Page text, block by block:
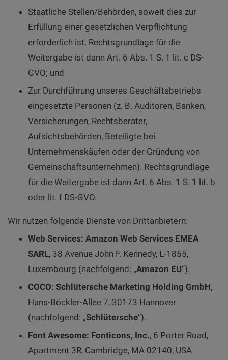
Staatliche Stellen/Behörden, soweit dies zur
Erfüllung einer gesetzlichen Verpflichtung
erforderlich ist. Rechtsgrundlage für die
Weitergabe ist dann Art. 6 Abs. 1 S. 1 lit. c DS-
GVO; und
Zur Durchführung unseres Geschäftsbetriebs
eingesetzte Personen (z. B. Auditoren, Banken,
Versicherungen, Rechtsberater,
Aufsichtsbehörden, Beteiligte bei
Unternehmenskäufen oder der Gründung von
Gemeinschaftsunternehmen). Rechtsgrundlage
für die Weitergabe ist dann Art. 6 Abs. 1 S. 1 lit. b
oder lit. f DS-GVO.
Wir nutzen folgende Dienste von Drittanbietern:
Web Services: Amazon Web Services EMEA
SARL, 38 Avenue John F. Kennedy, L-1855,
Luxembourg (nachfolgend: „Amazon EU“).
COCO: Schlütersche Marketing Holding GmbH,
Hans-Böckler-Allee 7, 30173 Hannover
(nachfolgend: „Schlütersche“).
Font Awesome: Fonticons, Inc., 6 Porter Road,
Apartment 3R, Cambridge, MA 02140, USA